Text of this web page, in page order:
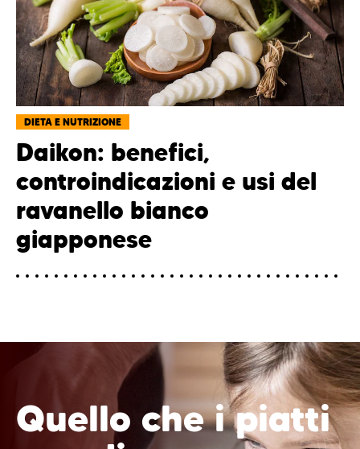
DIETA E NUTRIZIONE
Daikon: benefici,
controindicazioni e usi del
ravanello bianco
giapponese
Quello che i piatti